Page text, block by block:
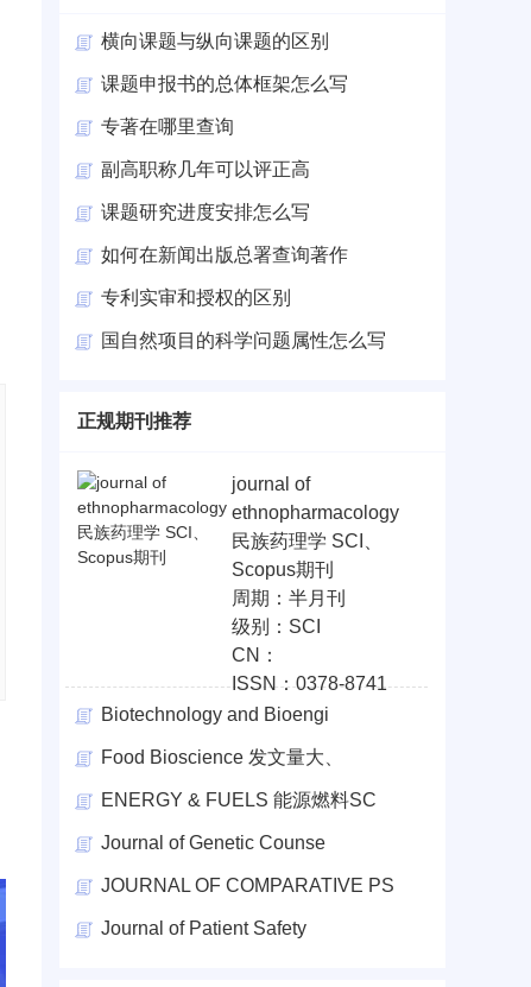
横向课题与纵向课题的区别
课题申报书的总体框架怎么写
专著在哪里查询
副高职称几年可以评正高
课题研究进度安排怎么写
如何在新闻出版总署查询著作
专利实审和授权的区别
国自然项目的科学问题属性怎么写
正规期刊推荐
journal of
ethnopharmacology
民族药理学 SCI、
Scopus期刊
周期：半月刊
级别：SCI
CN：
ISSN：0378-8741
Biotechnology and Bioengi
Food Bioscience 发文量大、
ENERGY & FUELS 能源燃料SC
Journal of Genetic Counse
JOURNAL OF COMPARATIVE PS
Journal of Patient Safety